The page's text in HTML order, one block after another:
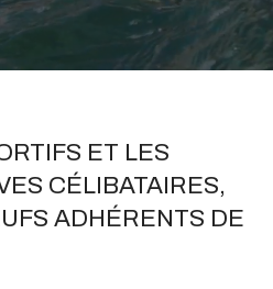
ET LES
CÉLIBATAIRES,
ADHÉRENTS DE